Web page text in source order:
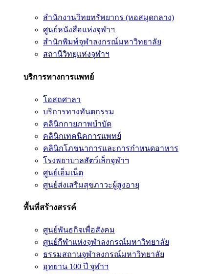
สำนักงานวิทยทรัพยากร (หอสมุดกลาง)
ศูนย์หนังสือแห่งจุฬาฯ
สำนักพิมพ์จุฬาลงกรณ์มหาวิทยาลัย
สถานีวิทยุแห่งจุฬาฯ
บริการทางการแพทย์
โอสถศาลา
บริการทางทันตกรรม
คลินิกกายภาพบำบัด
คลินิกเทคนิคการแพทย์
คลินิกโภชนาการและการกำหนดอาหาร
โรงพยาบาลสัตว์เล็กจุฬาฯ
ศูนย์เอ็มเน็ต
ศูนย์ส่งเสริมสุขภาวะผู้สูงอายุ
พื้นที่สร้างสรรค์
ศูนย์พันธกิจเพื่อสังคม
ศูนย์กีฬาแห่งจุฬาลงกรณ์มหาวิทยาลัย
ธรรมสถานจุฬาลงกรณ์มหาวิทยาลัย
อุทยาน 100 ปี จุฬาฯ